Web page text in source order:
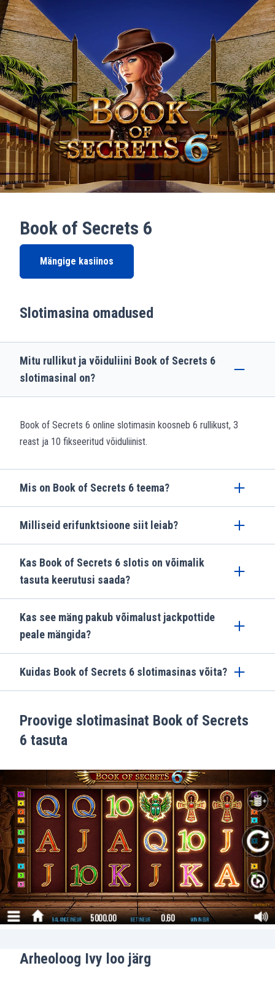
Book of Secrets 6
Mängige kasiinos
Slotimasina omadused
Mitu rullikut ja võiduliini Book of Secrets 6
slotimasinal on?
Book of Secrets 6 online slotimasin koosneb 6 rullikust, 3
reast ja 10 fikseeritud võiduliinist.
Mis on Book of Secrets 6 teema?
Milliseid erifunktsioone siit leiab?
Kas Book of Secrets 6 slotis on võimalik
tasuta keerutusi saada?
Kas see mäng pakub võimalust jackpottide
peale mängida?
Kuidas Book of Secrets 6 slotimasinas võita?
Proovige slotimasinat Book of Secrets
6 tasuta
Arheoloog Ivy loo järg